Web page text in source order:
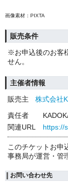
画像素材：PIXTA
販売条件
※お申込後のお客
せん。
主催者情報
販売主
株式会社
責任者
関連URL
https://
このチケットお申
事務局が運営・管
お問い合わせ先